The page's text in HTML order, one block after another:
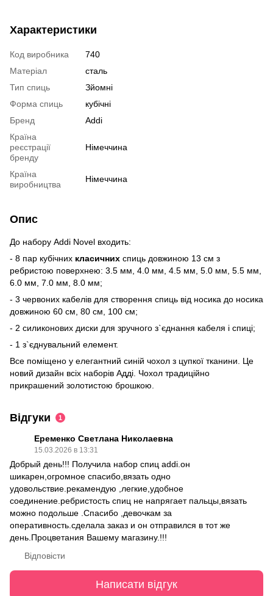
Характеристики
Код виробника
740
Матеріал
сталь
Тип спиць
Зйомні
Форма спиць
кубічні
Бренд
Addi
Країна
реєстрації
бренду
Німеччина
Країна
виробництва
Німеччина
Опис
До набору Addi Novel входить:
- 8 пар кубічних класичних спиць довжиною 13 см з
ребристою поверхнею: 3.5 мм, 4.0 мм, 4.5 мм, 5.0 мм, 5.5 мм,
6.0 мм, 7.0 мм, 8.0 мм;
- 3 червоних кабелів для створення спиць від носика до носика
довжиною 60 см, 80 см, 100 см;
- 2 силиконових диски для зручного з`єднання кабеля і спиці;
- 1 з`єднувальний елемент.
Все поміщено у елегантний синій чохол з цупкої тканини. Це
новий дизайн всіх наборів Адді. Чохол традиційно
прикрашений золотистою брошкою.
Відгуки 1
Еременко Светлана Николаевна
15.03.2026 в 13:31
Добрый день!!! Получила набор спиц addi.он
шикарен,огромное спасибо,вязать одно
удовольствие.рекамендую ,легкие,удобное
соединение.ребристость спиц не напрягает пальцы,вязать
можно подольше .Спасибо ,девочкам за
оперативность.сделала заказ и он отправился в тот же
день.Процветания Вашему магазину.!!!
Відповісти
Написати відгук